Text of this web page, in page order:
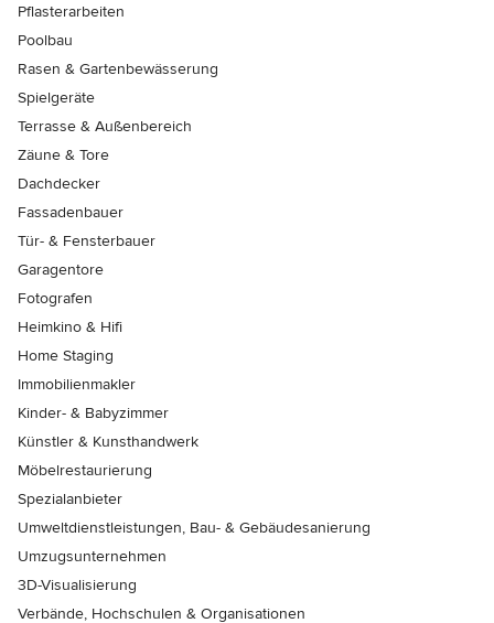
Pflasterarbeiten
Poolbau
Rasen & Gartenbewässerung
Spielgeräte
Terrasse & Außenbereich
Zäune & Tore
Dachdecker
Fassadenbauer
Tür- & Fensterbauer
Garagentore
Fotografen
Heimkino & Hifi
Home Staging
Immobilienmakler
Kinder- & Babyzimmer
Künstler & Kunsthandwerk
Möbelrestaurierung
Spezialanbieter
Umweltdienstleistungen, Bau- & Gebäudesanierung
Umzugsunternehmen
3D-Visualisierung
Verbände, Hochschulen & Organisationen